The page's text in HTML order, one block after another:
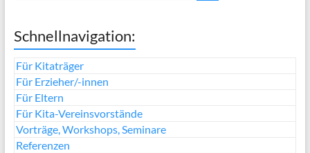
Schnellnavigation:
Für Kitaträger
Für Erzieher/-innen
Für Eltern
Für Kita-Vereinsvorstände
Vorträge, Workshops, Seminare
Referenzen